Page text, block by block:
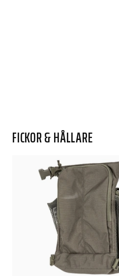
FICKOR & HÅLLARE